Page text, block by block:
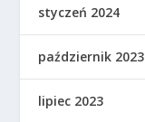
styczeń 2024
październik 2023
lipiec 2023